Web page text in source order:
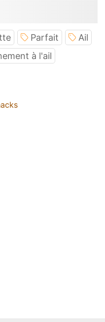
Parfait
Ail
à l'ail